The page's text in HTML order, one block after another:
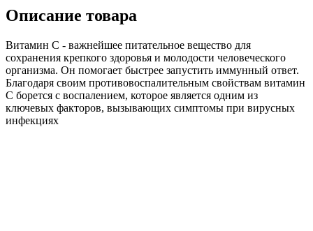
Описание товара
Витамин С - важнейшее питательное вещество для
сохранения крепкого здоровья и молодости человеческого
организма. Он помогает быстрее запустить иммунный ответ.
Благодаря своим противовоспалительным свойствам витамин
С борется с воспалением, которое является одним из
ключевых факторов, вызывающих симптомы при вирусных
инфекциях